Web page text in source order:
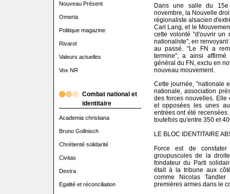
Nouveau Présent
Omerta
Politique magazine
Rivarol
Valeurs actuelles
Vox NR
Combat national et
identitaire
Academia christiana
Bruno Gollnisch
Chrétienté solidarité
Civitas
Dextra
Egalité et réconciliation
Dans une salle du 15e
novembre, la Nouvelle
régionaliste alsacien
Carl Lang, et le
cette volonté "d'ouvrir un
nationaliste", en
au passé. "Le FN a
termine", a ainsi
général du FN, exclu en
nouveau mouvement.
Cette journée, "nationale
nationale, association
des forces nouvelles. Elle
et opposées les unes
entrées ont été
toutefois qu'entre 350 et
LE BLOC IDENTITAIRE
Force est de
groupuscules de la
fondateur du Parti
était à la tribune aux
comme Nicolas
premières armes dans le